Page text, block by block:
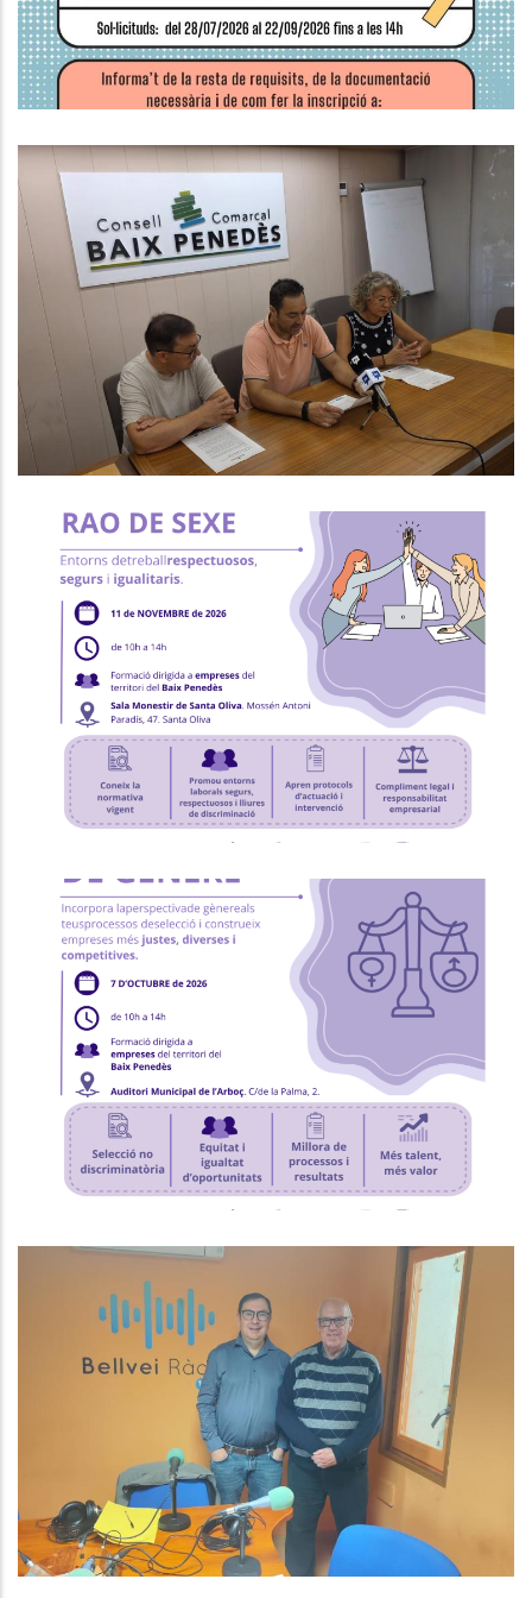
Ocupació
El CCBP Posa En Marxa Un Nou
Programa Per Afavorir La Inserció
Laboral De Persones En Situació
De Vulnerabilitat
S. socials
Ocupació
Formació "Prevenció I Intervenció
Contra L'assetjament Sexual I/o
Per Raó De Sexe"
Ocupació
P. econòmica
Formació "RRHH I Selecció Amb
Perspectiva De Gènere"
P. econòmica
Baix Penedès Al Dia Amb Joan
Maria Diu, Responsable De L'Area
D'Ocupació, Promoció Econòmica
I Turisme
Altres
Ocupació
Turisme